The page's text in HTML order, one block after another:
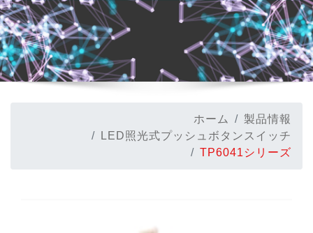
ホーム
製品情報
LED照光式プッシュボタンスイッチ
TP6041シリーズ